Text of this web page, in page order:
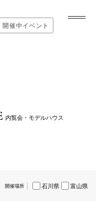
開催中イベント
開催中イベント
内覧会・モデルハウス
開催場所 | 石川県 富山県